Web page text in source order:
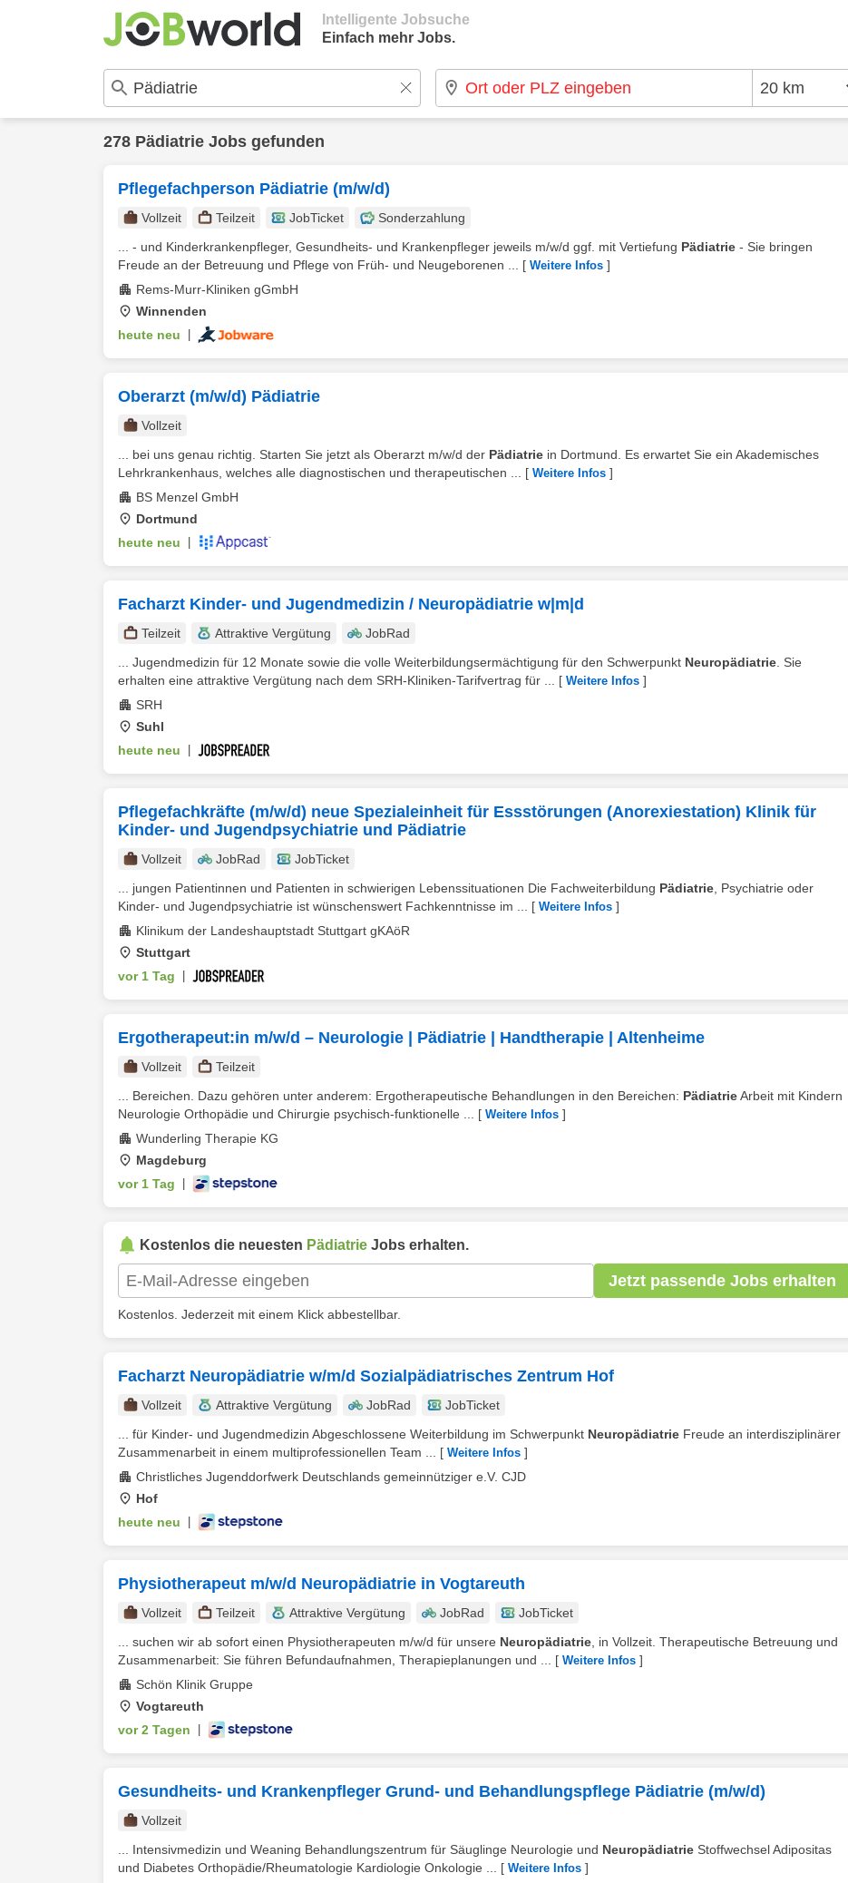
Intelligente Jobsuche
Einfach mehr Jobs.
278 Pädiatrie Jobs gefunden
Pflegefachperson Pädiatrie (m/w/d)
Vollzeit Teilzeit JobTicket
Sonderzahlung
... - und Kinderkrankenpfleger, Gesundheits- und Krankenpfleger jeweils m/w/d ggf. mit Vertiefung Pädiatrie - Sie bringen
Freude an der Betreuung und Pflege von Früh- und Neugeborenen ...
[ Weitere Infos ]
Rems-Murr-Kliniken gGmbH
Winnenden
heute neu
Oberarzt (m/w/d) Pädiatrie
Vollzeit
... bei uns genau richtig. Starten Sie jetzt als Oberarzt m/w/d der Pädiatrie in Dortmund. Es erwartet Sie ein Akademisches
Lehrkrankenhaus, welches alle diagnostischen und therapeutischen ...
[ Weitere Infos ]
BS Menzel GmbH
Dortmund
heute neu
Facharzt Kinder- und Jugendmedizin / Neuropädiatrie w|m|d
Teilzeit Attraktive Vergütung
JobRad
... Jugendmedizin für 12 Monate sowie die volle Weiterbildungsermächtigung für den Schwerpunkt Neuropädiatrie . Sie
erhalten eine attraktive Vergütung nach dem SRH-Kliniken-Tarifvertrag für ...
[ Weitere Infos ]
SRH
Suhl
heute neu
Pflegefachkräfte (m/w/d) neue Spezialeinheit für Essstörungen (Anorexiestation) Klinik für
Kinder- und Jugendpsychiatrie und Pädiatrie
Vollzeit JobRad
JobTicket
... jungen Patientinnen und Patienten in schwierigen Lebenssituationen Die Fachweiterbildung Pädiatrie , Psychiatrie oder
Kinder- und Jugendpsychiatrie ist wünschenswert Fachkenntnisse im ...
[ Weitere Infos ]
Klinikum der Landeshauptstadt Stuttgart gKAöR
Stuttgart
vor 1 Tag
Ergotherapeut:in m/w/d – Neurologie | Pädiatrie | Handtherapie | Altenheime
Vollzeit
Teilzeit
... Bereichen. Dazu gehören unter anderem: Ergotherapeutische Behandlungen in den Bereichen: PädiatrieArbeit mit Kindern
Neurologie Orthopädie und Chirurgie psychisch-funktionelle ...
[ Weitere Infos ]
Wunderling Therapie KG
Magdeburg
vor 1 Tag
Kostenlos die neuesten Pädiatrie Jobs erhalten.
Jetzt passende Jobs erhalten
Kostenlos. Jederzeit mit einem Klick abbestellbar.
Facharzt Neuropädiatrie w/m/d Sozialpädiatrisches Zentrum Hof
Vollzeit Attraktive Vergütung JobRad
JobTicket
... für Kinder- und Jugendmedizin Abgeschlossene Weiterbildung im Schwerpunkt Neuropädiatrie Freude an interdisziplinärer
Zusammenarbeit in einem multiprofessionellen Team ...
[ Weitere Infos ]
Christliches Jugenddorfwerk Deutschlands gemeinnütziger e.V. CJD
Hof
heute neu
Physiotherapeut m/w/d Neuropädiatrie in Vogtareuth
Vollzeit Teilzeit Attraktive Vergütung JobRad
JobTicket
... suchen wir ab sofort einen Physiotherapeuten m/w/d für unsere Neuropädiatrie , in Vollzeit. Therapeutische Betreuung und
Zusammenarbeit: Sie führen Befundaufnahmen, Therapieplanungen und ...
[ Weitere Infos ]
Schön Klinik Gruppe
Vogtareuth
vor 2 Tagen
Gesundheits- und Krankenpfleger Grund- und Behandlungspflege Pädiatrie (m/w/d)
Vollzeit
... Intensivmedizin und Weaning Behandlungszentrum für Säuglinge Neurologie und Neuropädiatrie Stoffwechsel Adipositas
und Diabetes Orthopädie/Rheumatologie Kardiologie Onkologie ...
[ Weitere Infos ]